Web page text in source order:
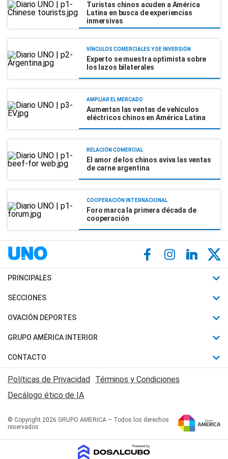
Turistas chinos acuden a América
Latina en busca de experiencias
inmersivas
VÍNCULOS COMERCIALES Y DE INVERSIÓN
Experto se muestra optimista sobre
los lazos bilaterales
AMPLIAR EL MERCADO
Aumentan las ventas de vehículos
eléctricos chinos en América Latina
RELACIÓN COMERCIAL
El amor de los chinos aviva las ventas
de carne argentina
COOPERACIÓN INTERNACIONAL
Foro marca la primera década de
cooperación
PRINCIPALES
Últimas Noticias
Política
Judiciales
Economia
SECCIONES
Horóscopo
Motores
Trucos caseros
Series y Películas
Edictos y Solicitadas
OVACIÓN DEPORTES
Fútbol
Mundial
Automovilismo
Rugby
Básquet
GRUPO AMÉRICA INTERIOR
Canal 7 en Vivo
San Juan 8
CONTACTO
Acerca de Nosotros
Contactanos
Políticas de Privacidad Términos y Condiciones
Decálogo ético de IA
© Copyright 2026 GRUPO AMERICA – Todos los derechos
reservados